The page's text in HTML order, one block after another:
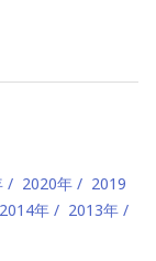
2020年
2019
2014年
2013年